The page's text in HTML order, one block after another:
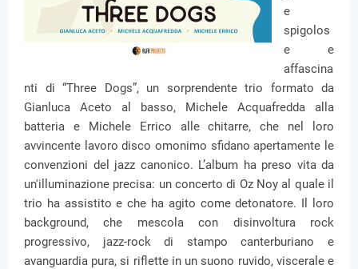
e
spigolos
e e
affascina
nti di “Three Dogs”, un sorprendente trio formato da
Gianluca Aceto al basso, Michele Acquafredda alla
batteria e Michele Errico alle chitarre, che nel loro
avvincente lavoro disco omonimo sfidano apertamente le
convenzioni del jazz canonico. L’album ha preso vita da
un'illuminazione precisa: un concerto di Oz Noy al quale il
trio ha assistito e che ha agito come detonatore. Il loro
background, che mescola con disinvoltura rock
progressivo, jazz-rock di stampo canterburiano e
avanguardia pura, si riflette in un suono ruvido, viscerale e